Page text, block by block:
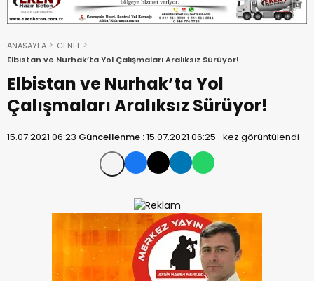
ANASAYFA
GENEL
Elbistan ve Nurhak’ta Yol Çalışmaları Aralıksız Sürüyor!
Elbistan ve Nurhak’ta Yol
Çalışmaları Aralıksız Sürüyor!
15.07.2021 06:23 Güncellenme :15.07.2021 06:25 kez görüntülendi